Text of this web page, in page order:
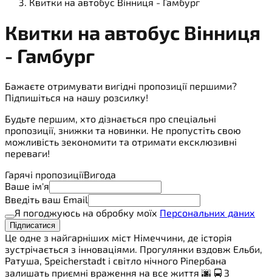
Квитки на автобус Вінниця
- Гамбург
Бажаєте отримувати вигідні пропозиції першими?
Підпишіться на нашу розсилку!
Будьте першим, хто дізнається про спеціальні
пропозиції, знижки та новинки. Не пропустіть свою
можливість зекономити та отримати ексклюзивні
переваги!
Гарячі пропозиціїВигода
Ваше ім'я
Введіть ваш Email
Я погоджуюсь на обробку моїх Персональних даних
Підписатися
Це одне з найгарніших міст Німеччини, де історія
зустрічається з інноваціями. Прогулянки вздовж Ельби,
Ратуша, Speicherstadt і світло нічного Ріпербана
залишать приємні враження на все життя 🌆 🚍 З